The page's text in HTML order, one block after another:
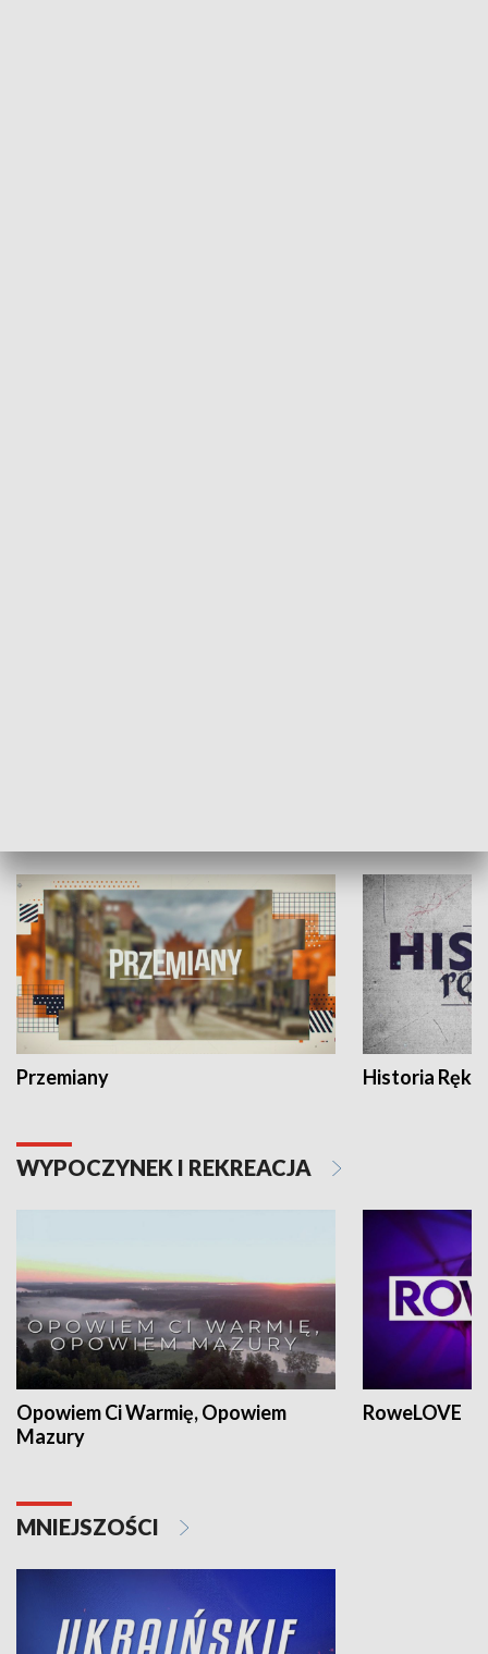
Przemiany Historia Ręką
WYPOCZYNEK I REKREACJA
Opowiem Ci Warmię, Opowiem
Mazury
RoweLOVE
MNIEJSZOŚCI